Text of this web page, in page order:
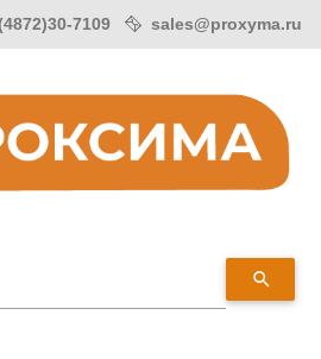
7109 sales@proxyma.ru
search